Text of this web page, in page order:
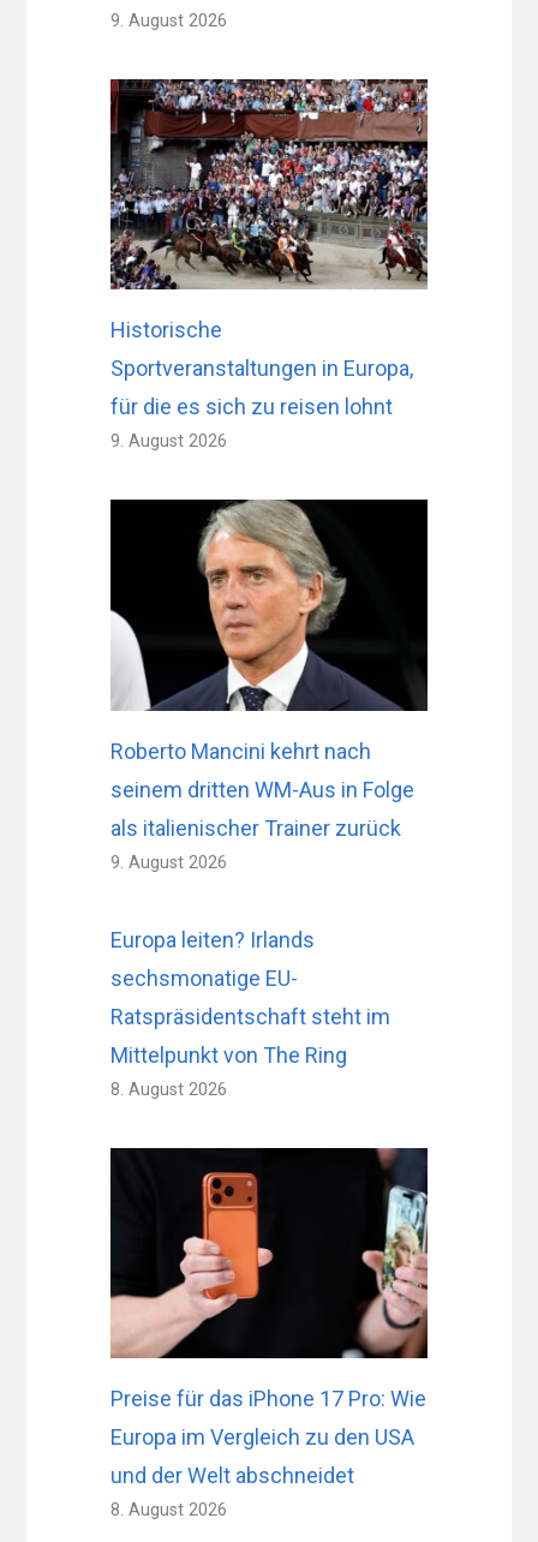
9. August 2026
Historische
Sportveranstaltungen in Europa,
für die es sich zu reisen lohnt
9. August 2026
Roberto Mancini kehrt nach
seinem dritten WM-Aus in Folge
als italienischer Trainer zurück
9. August 2026
Europa leiten? Irlands
sechsmonatige EU-
Ratspräsidentschaft steht im
Mittelpunkt von The Ring
8. August 2026
Preise für das iPhone 17 Pro: Wie
Europa im Vergleich zu den USA
und der Welt abschneidet
8. August 2026